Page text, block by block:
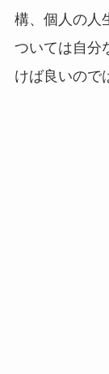
構、個人の人
ついては自分
けば良いので